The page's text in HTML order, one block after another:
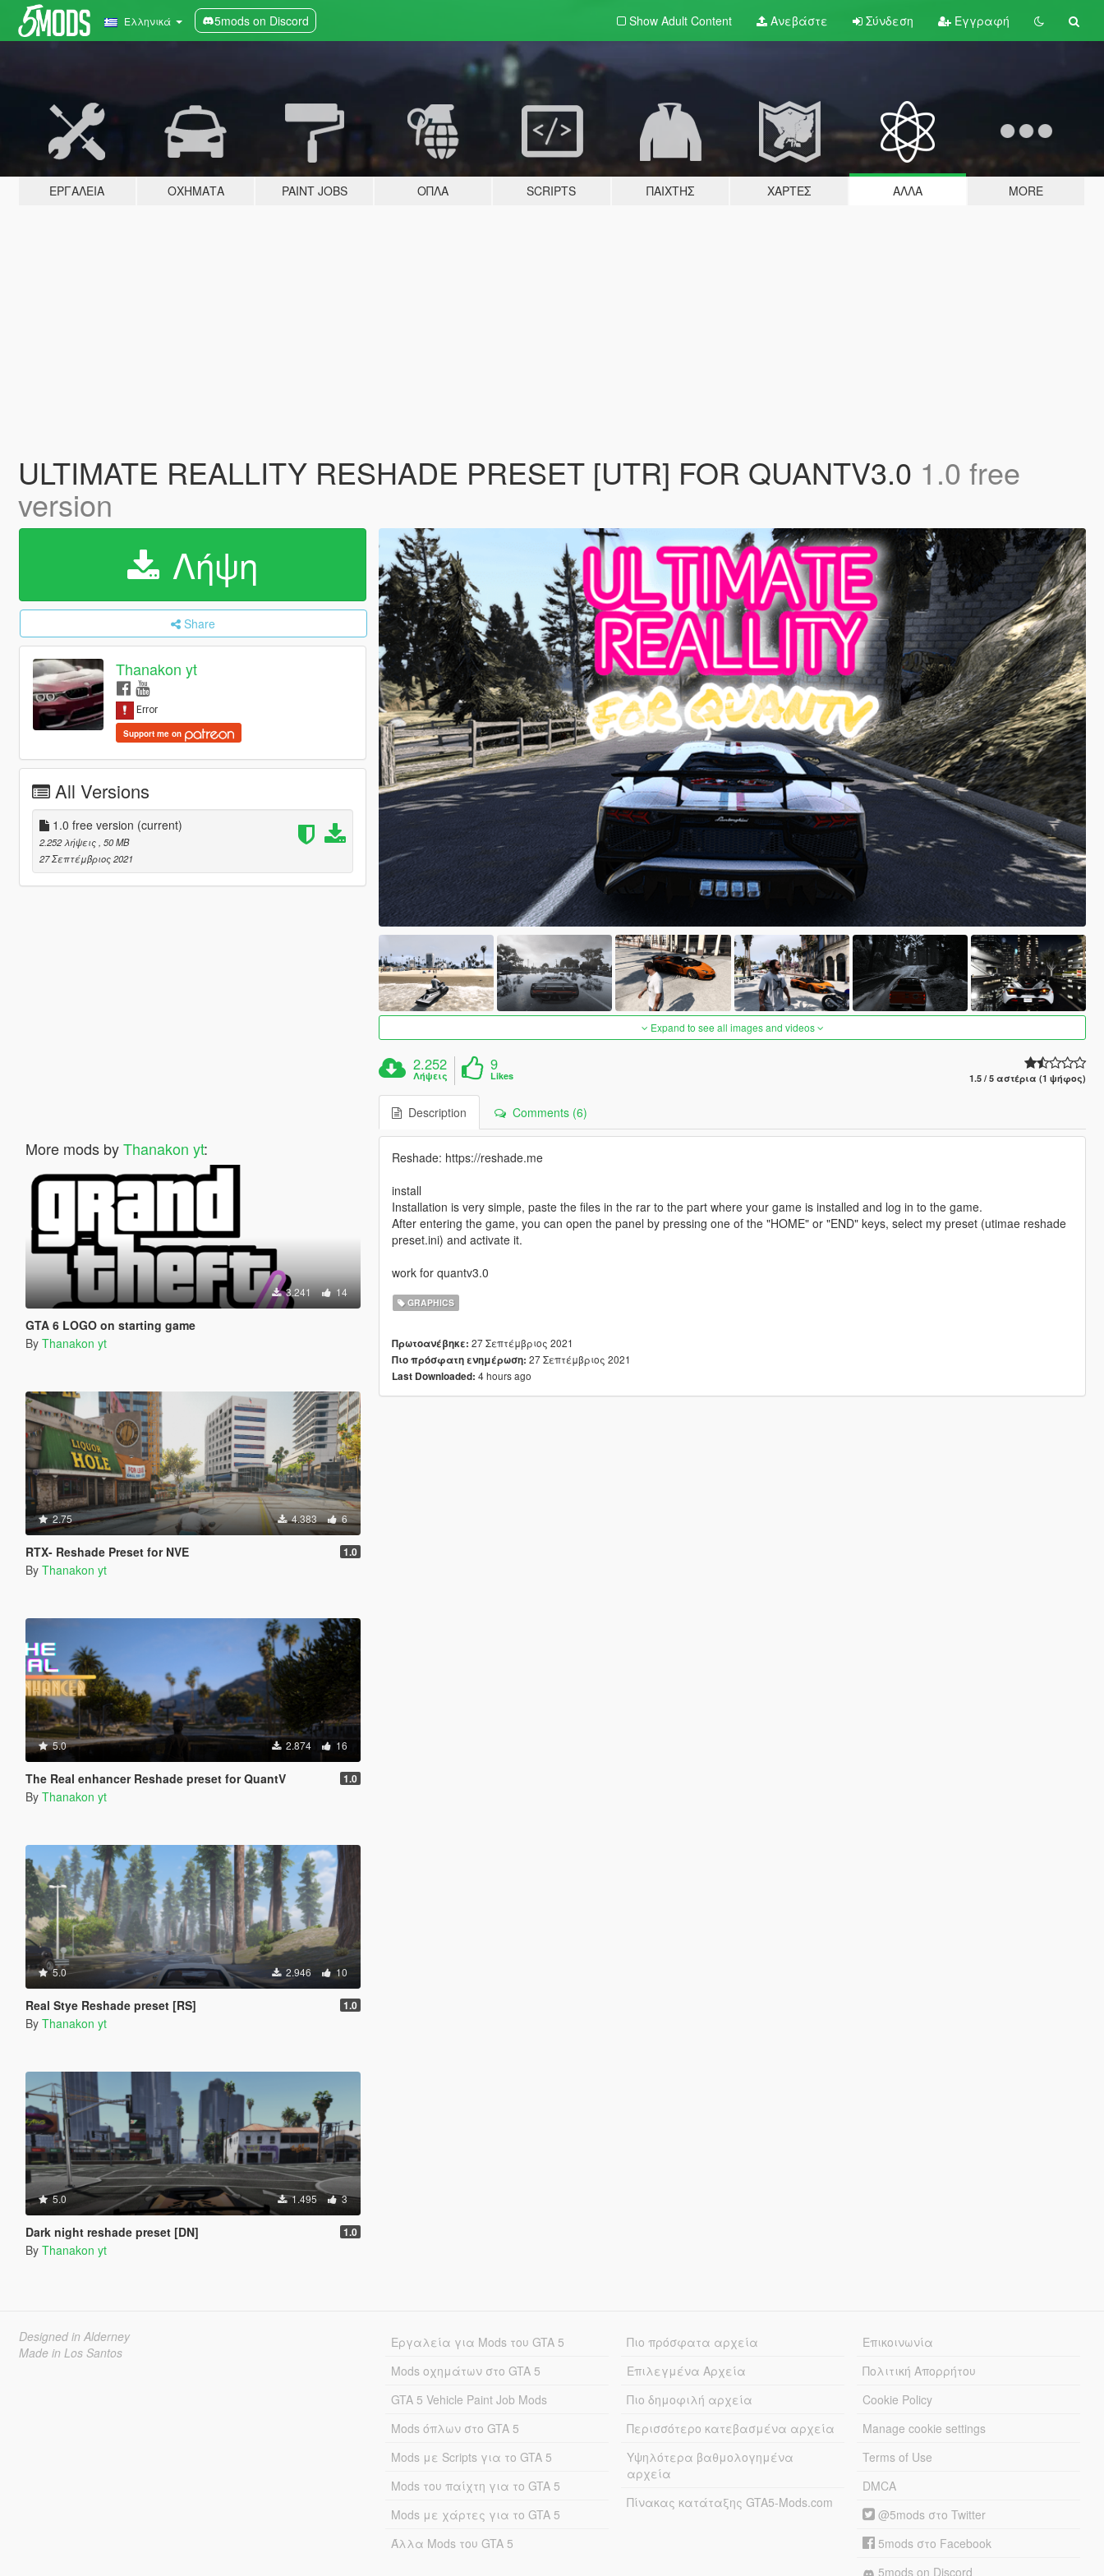
Ελληνικά 5mods on Discord Show Adult Content Ανεβάστε Σύνδεση Εγγραφή
ΕΡΓΑΛΕΊΑ ΟΧΉΜΑΤΑ PAINT JOBS ΌΠΛΑ SCRIPTS ΠΑΊΧΤΗΣ ΧΆΡΤΕΣ ΆΛΛΑ MORE
ULTIMATE REALLITY RESHADE PRESET [UTR] FOR QUANTV3.0 1.0 free
version
Λήψη
Share
Thanakon yt
Support me on
All Versions
1.0 free version (current)
2.252 λήψεις, 50 MB
27 Σεπτέμβριος 2021
More mods byThanakon yt:
3.241 14
GTA 6 LOGO on starting game
By Thanakon yt
2.75 4.383 6
RTX- Reshade Preset for NVE 1.0
By Thanakon yt
5.0 2.874 16
The Real enhancer Reshade preset for QuantV 1.0
By Thanakon yt
5.0 2.946 10
Real Stye Reshade preset [RS] 1.0
By Thanakon yt
5.0 1.495 3
Dark night reshade preset [DN] 1.0
By Thanakon yt
Expand to see all images and videos
2.252
Λήψεις
9
Likes 1.5 / 5 αστέρια (1 ψήφος)
Description Comments (6)
Reshade: https://reshade.me
install
Installation is very simple, paste the files in the rar to the part where your game is installed and log in to the game.
After entering the game, you can open the panel by pressing one of the "HOME" or "END" keys, select my preset (utimae reshade
preset.ini) and activate it.
work for quantv3.0
GRAPHICS
Πρωτοανέβηκε: 27 Σεπτέμβριος 2021
Πιο πρόσφατη ενημέρωση: 27 Σεπτέμβριος 2021
Last Downloaded: 4 hours ago
Designed in Alderney
Made in Los Santos
Εργαλεία για Mods του GTA 5
Mods οχημάτων στο GTA 5
GTA 5 Vehicle Paint Job Mods
Mods όπλων στο GTA 5
Mods με Scripts για το GTA 5
Mods του παίχτη για το GTA 5
Mods με χάρτες για το GTA 5
Άλλα Mods του GTA 5
Πιο πρόσφατα αρχεία
Επιλεγμένα Αρχεία
Πιο δημοφιλή αρχεία
Περισσότερο κατεβασμένα αρχεία
Υψηλότερα βαθμολογημένα
αρχεία
Πίνακας κατάταξης GTA5-Mods.com
Επικοινωνία
Πολιτική Απορρήτου
Cookie Policy
Manage cookie settings
Terms of Use
DMCA
@5mods στο Twitter
5mods στο Facebook
5mods on Discord